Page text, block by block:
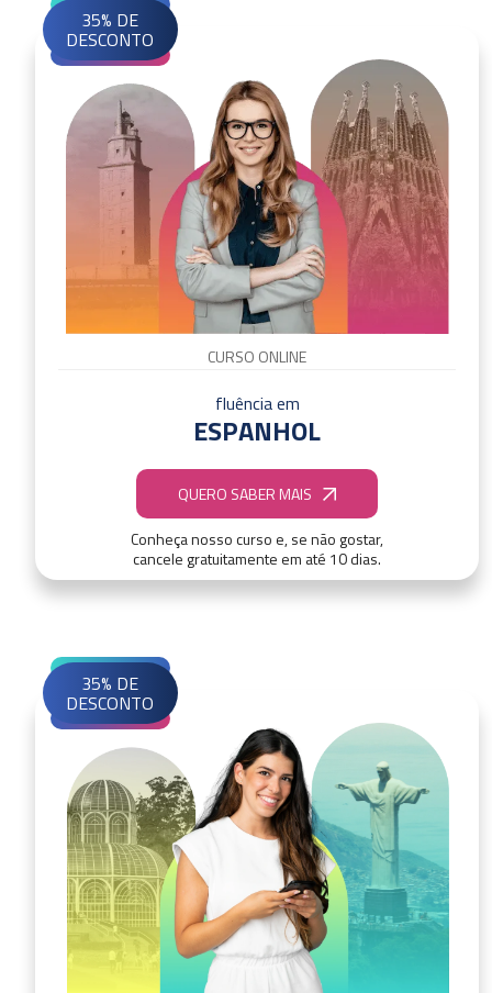
CURSO ONLINE
fluência em
ESPANHOL
QUERO SABER MAIS
Conheça nosso curso e, se não gostar,
cancele gratuitamente em até 10 dias.
35% DE
DESCONTO
35% DE
DESCONTO